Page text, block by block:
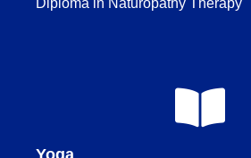
Diploma in Naturopathy Therapy